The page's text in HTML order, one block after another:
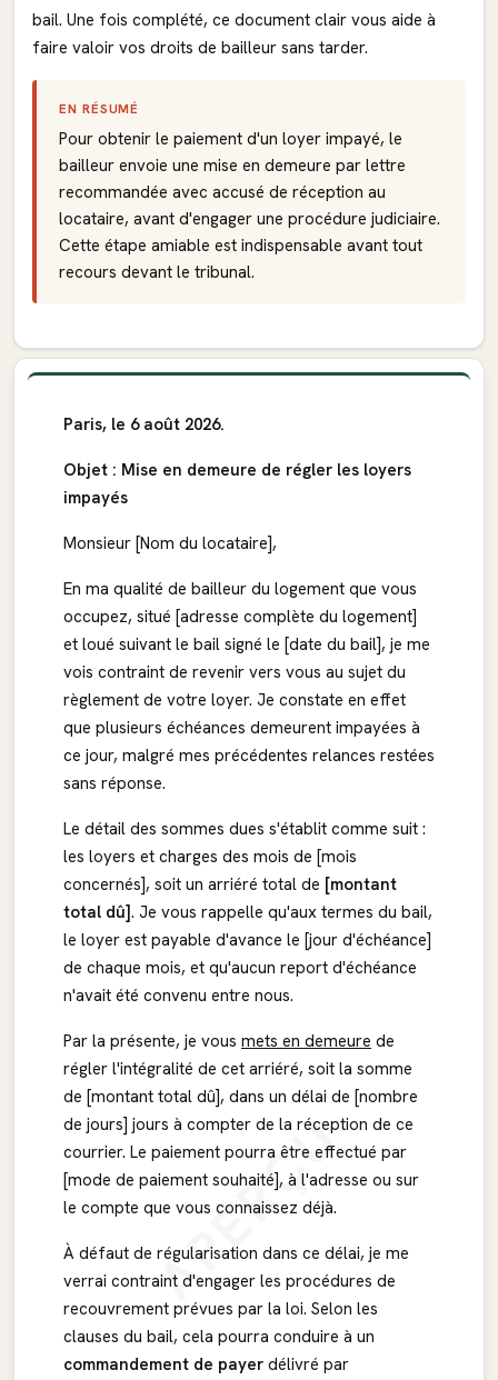
bail. Une fois complété, ce document clair vous aide à
faire valoir vos droits de bailleur sans tarder.
EN RÉSUMÉ
Pour obtenir le paiement d'un loyer impayé, le
bailleur envoie une mise en demeure par lettre
recommandée avec accusé de réception au
locataire, avant d'engager une procédure judiciaire.
Cette étape amiable est indispensable avant tout
recours devant le tribunal.
APERÇU
Paris, le 6 août 2026.
Objet : Mise en demeure de régler les loyers
impayés
Monsieur [Nom du locataire],
En ma qualité de bailleur du logement que vous
occupez, situé [adresse complète du logement]
et loué suivant le bail signé le [date du bail], je me
vois contraint de revenir vers vous au sujet du
règlement de votre loyer. Je constate en effet
que plusieurs échéances demeurent impayées à
ce jour, malgré mes précédentes relances restées
sans réponse.
Le détail des sommes dues s'établit comme suit :
les loyers et charges des mois de [mois
concernés], soit un arriéré total de [montant
total dû]. Je vous rappelle qu'aux termes du bail,
le loyer est payable d'avance le [jour d'échéance]
de chaque mois, et qu'aucun report d'échéance
n'avait été convenu entre nous.
Par la présente, je vous mets en demeure de
régler l'intégralité de cet arriéré, soit la somme
de [montant total dû], dans un délai de [nombre
de jours] jours à compter de la réception de ce
courrier. Le paiement pourra être effectué par
[mode de paiement souhaité], à l'adresse ou sur
le compte que vous connaissez déjà.
À défaut de régularisation dans ce délai, je me
verrai contraint d'engager les procédures de
recouvrement prévues par la loi. Selon les
clauses du bail, cela pourra conduire à un
commandement de payer délivré par